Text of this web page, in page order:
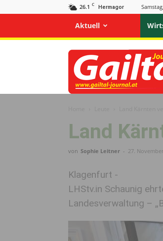
26.1 C Hermagor
Aktuell
Gailtal
Journal
Land
von Sophie Leitner - 27.
Klagenfurt -
LHStv.in Schaunig
Landesverwaltung –